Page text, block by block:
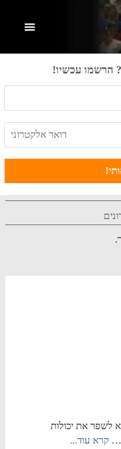
הרשמו עכשיו!
לשפר את יכולות
…קרא עוד...